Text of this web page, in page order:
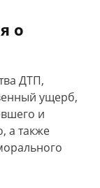
о
ДТП,
ущерб,
и
а также